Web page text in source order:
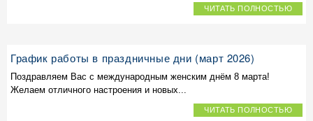
ЧИТАТЬ ПОЛНОСТЬЮ
График работы в праздничные дни (март 2026)
Поздравляем Вас с международным женским днём 8 марта!
Желаем отличного настроения и новых...
ЧИТАТЬ ПОЛНОСТЬЮ